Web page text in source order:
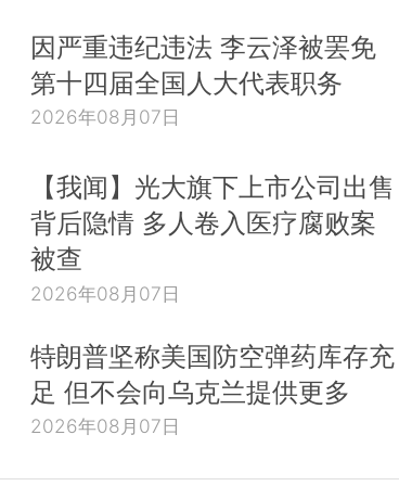
因严重违纪违法 李云泽被罢免
第十四届全国人大代表职务
2026年08月07日
【我闻】光大旗下上市公司出售
背后隐情 多人卷入医疗腐败案
被查
2026年08月07日
特朗普坚称美国防空弹药库存充
足 但不会向乌克兰提供更多
2026年08月07日